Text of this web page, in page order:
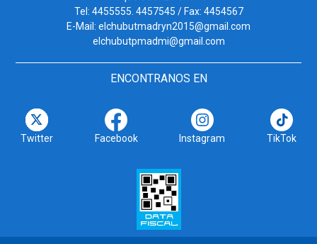
Tel: 4455555. 4457545 / Fax: 4454567
E-Mail: elchubutmadryn2015@gmail.com
elchubutpmadmi@gmail.com
ENCONTRANOS EN
Twitter Facebook Instagram TikTok